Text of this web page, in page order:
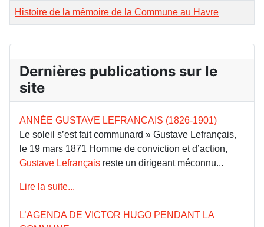
Histoire de la mémoire de la Commune au Havre
Dernières publications sur le
site
ANNÉE GUSTAVE LEFRANCAIS (1826-1901)
Le soleil s’est fait communard » Gustave Lefrançais,
le 19 mars 1871 Homme de conviction et d’action,
Gustave Lefrançais reste un dirigeant méconnu...
Lire la suite...
L’AGENDA DE VICTOR HUGO PENDANT LA